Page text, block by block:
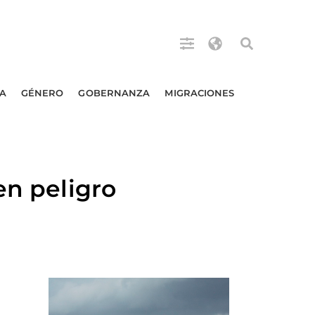
GÉNERO GOBERNANZA MIGRACIONES
peligro